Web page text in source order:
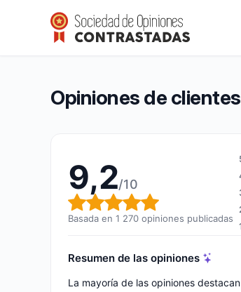
Hyaluronic Filler Market
Calificación global: 9,2 de 10
9,2/10(1 270 opiniones)
Opiniones de
9,2/10
Calificación global:
Basada en 1 270 opiniones publicadas
Resumen de las opiniones
La mayoría de las opiniones